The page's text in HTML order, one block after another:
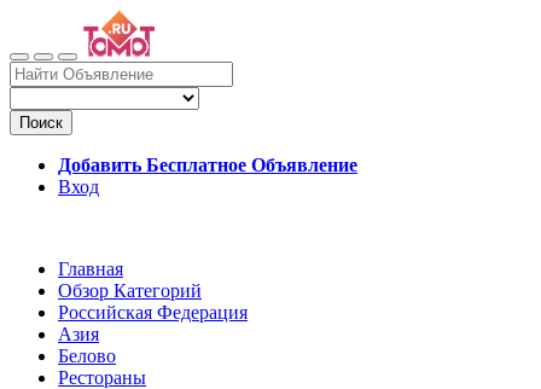
Поиск
Добавить Бесплатное Объявление
Вход
Главная
Обзор Категорий
Российская Федерация
Азия
Белово
Рестораны